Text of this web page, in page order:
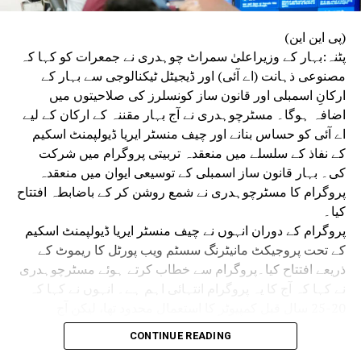
RELATED TOPICS:
HAJIPUR
STUDENTS
URDU
UP
شہید محمد امتیاز کی اہلیہ کو ایس بی آئی نے سونپا 1.10
روپے کا چیک
DON'T MISS
امبیڈکر ہاسٹل میں داخلہ نہ ملنے پر ناراض ہوئے راہل،
پوچھا- کیا چھپانے کی کوشش کر رہے نتیش؟
(پی این این)
پٹنہ:بہار کے وزیراعلیٰ سمراٹ چوہدری نے جمعرات کو کہا کہ
مصنوعی ذہانت (اے آئی) اور ڈیجیٹل ٹیکنالوجی سے بہار کے
ارکانِ اسمبلی اور قانون ساز کونسلرز کی صلاحیتوں میں
اضافہ ہوگا۔ مسٹرچوہدری نے آج بہار مقننہ کے ارکان کے لیے
اے آئی کو حساس بنانے اور چیف منسٹر ایریا ڈیولپمنٹ اسکیم
کے نفاذ کے سلسلے میں منعقدہ تربیتی پروگرام میں شرکت
کی۔ بہار قانون ساز اسمبلی کے توسیعی ایوان میں منعقدہ
پروگرام کا مسٹرچوہدری نے شمع روشن کر کے باضابطہ افتتاح
کیا۔
پروگرام کے دوران انہوں نے چیف منسٹر ایریا ڈیولپمنٹ اسکیم
کے تحت پروجیکٹ مانیٹرنگ سسٹم ویب پورٹل کا ریموٹ کے
ذریعے افتتاح کیا۔پروگرام سے خطاب کرتے ہوئے مسٹرچوہدری
مصنوعی ذہانت اور ڈیجیٹل ٹیکنالوجی حکومت، انتظامیہ اور
ترقی کی سب سے بڑی ضرورت بن چکی ہے۔ تمام وزراء،
CONTINUE READING